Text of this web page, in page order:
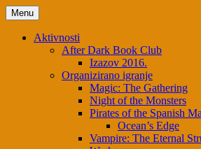
Skip
to
content
Menu
Aktivnosti
After Dark Book Club
Izazov 2016.
Organizirano igranje
Magic: The Gathering
Night of the Monsters
Pirates of the Spanish
Ocean’s Edge
Vampire: The Eternal